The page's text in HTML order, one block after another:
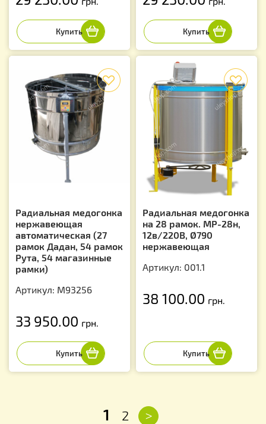
Радиальная медогонка
нержавеющая
автоматическая (27
рамок Дадан, 54 рамок
Рута, 54 магазинные
рамки)
Артикул: М93256
33 950.00 грн.
Радиальная медогонка
на 28 рамок. МР-28н,
12в/220В, Ø790
нержавеющая
Артикул: 001.1
38 100.00 грн.
1 2 >